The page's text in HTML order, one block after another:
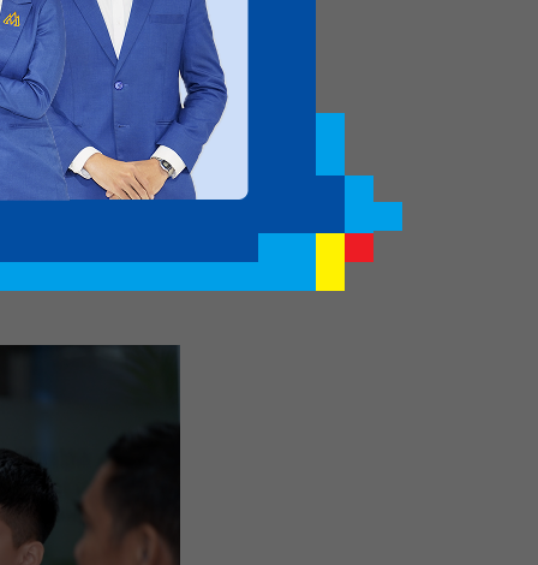
rõ ràng – minh
giai đoạn tìm hiểu
giá trị lên đến 70%